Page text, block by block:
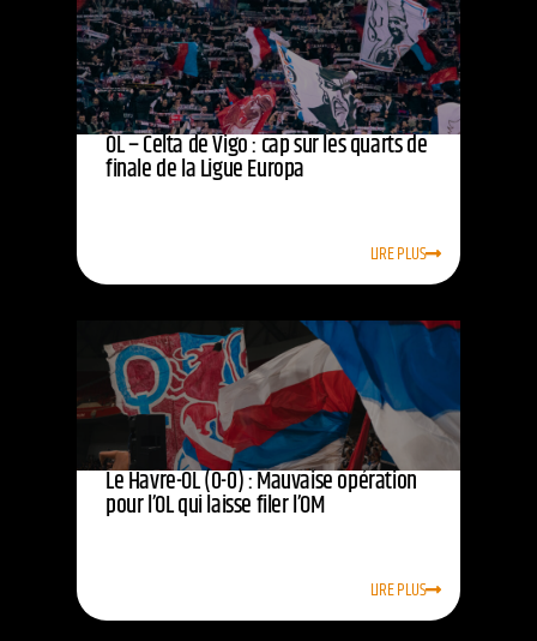
OL – Celta de Vigo : cap sur les quarts de
finale de la Ligue Europa
LIRE PLUS
Le Havre-OL (0-0) : Mauvaise opération
pour l’OL qui laisse filer l’OM
LIRE PLUS